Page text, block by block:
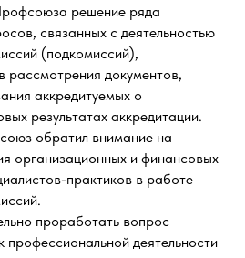
решение ряда
связанных с деятельностью
(подкомиссий),
рассмотрения документов,
аккредитуемых о
результатах аккредитации.
обратил внимание на
организационных и финансовых
практиков в работе
проработать вопрос
профессиональной деятельности